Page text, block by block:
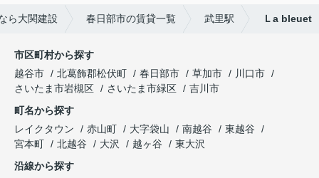
ら大関建設 春日部市の賃貸一覧 武里駅 Ｌa bleuet
市区町村から探す
越谷市
北葛飾郡松伏町 春日部市 草加市
川口市
さいたま市岩槻区
さいたま市緑区
吉川市
町名から探す
レイクタウン
赤山町 大字袋山 南越谷
東越谷
宮本町
北越谷 大沢 越ヶ谷
東大沢
沿線から探す